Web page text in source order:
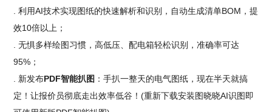
. 利用AI技术实现图纸的快速解析和识别，自动生成清单BOM，提
效10倍以上；
. 无惧多样绘图习惯，高低压、配电箱轻松识别，准确率可达
95%；
. 新发布PDF智能扒图 ：手扒一整天的电气图纸，现在半天就搞
定！让报价员彻底走出效率低谷！(重新下载安装图晓晓AI识图即